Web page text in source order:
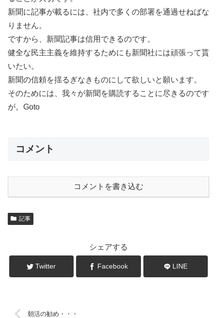
新聞に記事が載るには、社内で多くの部署を通過せねばな
りません。
ですから、新聞記事は信用できるのです。
健全な民主主義を維持するためにも新聞社には頑張って貰
いたい。
新聞の信頼を揺るぎなきものにして欲しいと願います。
そのためには、我々が新聞を購読することに尽きるのです
が。Goto
コメント
コメントを書き込む
記事
シェアする
Twitter Facebook LINE
朝活の勧め・・・